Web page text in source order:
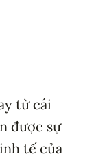
từ cái
được sự
tế của